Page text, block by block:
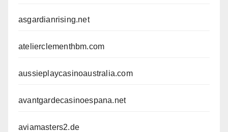
asgardianrising.net
atelierclementhbm.com
aussieplaycasinoaustralia.com
avantgardecasinoespana.net
aviamasters2.de